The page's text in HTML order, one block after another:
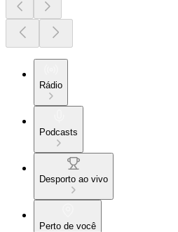
Rádio
Podcasts
Desporto ao vivo
Perto de você